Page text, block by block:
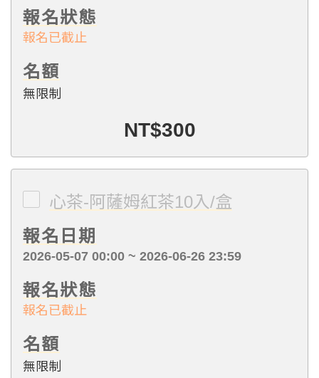
報名狀態
報名已截止
名額
無限制
NT$300
心茶-阿薩姆紅茶10入/盒
報名日期
2026-05-07 00:00 ~ 2026-06-26 23:59
報名狀態
報名已截止
名額
無限制